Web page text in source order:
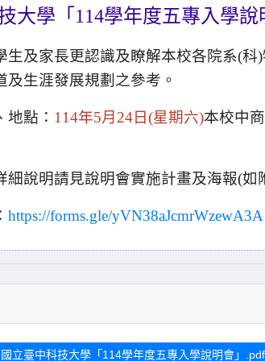
大學「114學年度五專入學說
生及家長更認識及瞭解本校各院系(科)
及生涯發展規劃之參考。
地點： 114年5月24日(星期六)本校中
細說明請見說明會實施計畫及海報(如
https://forms.gle/yVN38aJcmrWzewA3A
國立臺中科技大學「114學年度五專入學說明會」.pdf